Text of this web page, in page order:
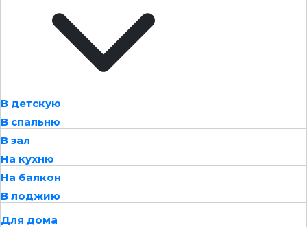
В детскую
В спальню
В зал
На кухню
На балкон
В лоджию
Для дома